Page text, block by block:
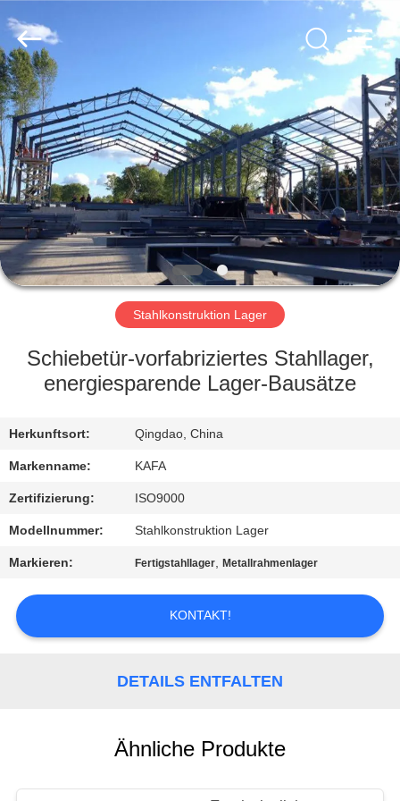
ZU
HAUSE
PRODUKTE
VIDEOS
VR
ÜBER
WERKSBESICHTIGUNG
QUALITÄTSKONTROLLE
KONTAKT
NEUIGKEITEN
Co.,
Ltd..
All
Rights
Reserved.
Stahlkonstruktion Lager
Schiebetür-vorfabriziertes Stahllager,
energiesparende Lager-Bausätze
Herkunftsort: Qingdao, China
Markenname: KAFA
Zertifizierung: ISO9000
Modellnummer: Stahlkonstruktion Lager
Markieren: Fertigstahllager,Metallrahmenlager
KONTAKT!
DETAILS ENTFALTEN
Ähnliche Produkte